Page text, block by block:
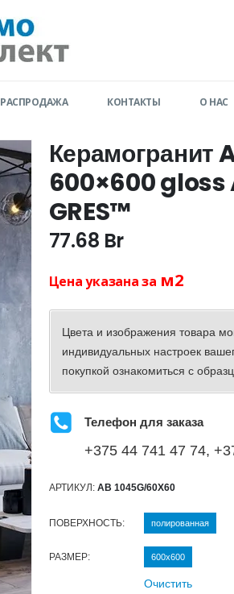
РАСПРОДАЖА КОНТАКТЫ О НАС
Керамогранит
600×600 gloss
GRES™
77.68 Br
Цена указана за м2
Цвета и изображения товара
индивидуальных настроек
покупкой ознакомиться с
Телефон для заказа
+375 44 741 47 74,
АРТИКУЛ: AB 1045G/60X60
ПОВЕРХНОСТЬ полированная
РАЗМЕР 600х600
Очистить